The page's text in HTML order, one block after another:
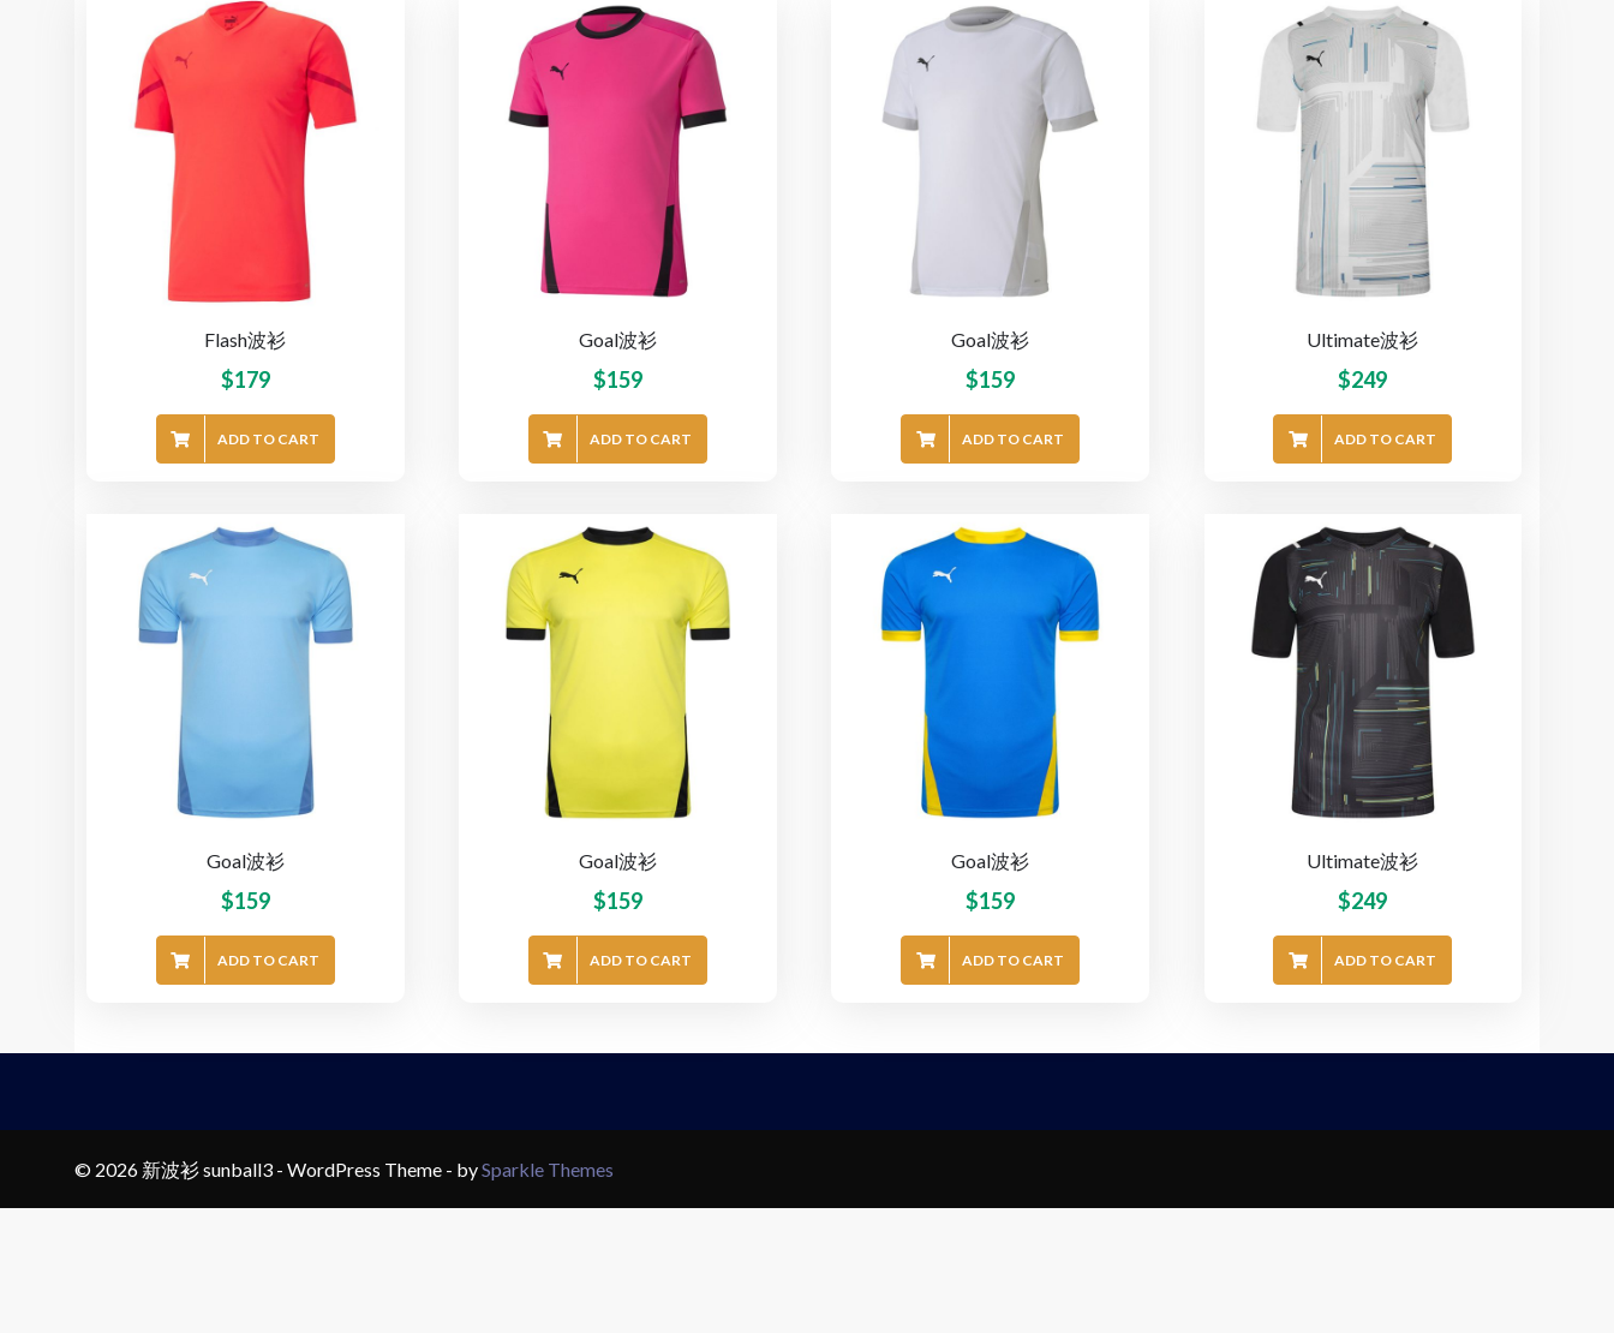
Flash波衫
$179
ADD TO CART
Goal波衫
$159
ADD TO CART
Goal波衫
$159
ADD TO CART
Ultimate波衫
$249
ADD TO CART
Goal波衫
$159
ADD TO CART
Goal波衫
$159
ADD TO CART
Goal波衫
$159
ADD TO CART
Ultimate波衫
$249
ADD TO CART
© 2026 新波衫 sunball3 - WordPress Theme - bySparkle Themes